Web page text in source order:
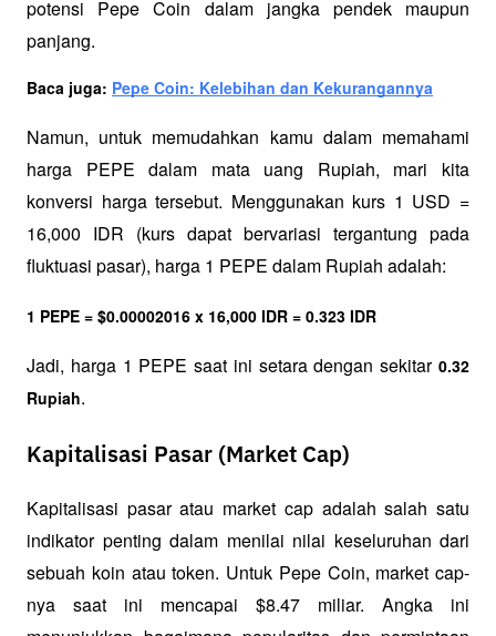
potensi Pepe Coin dalam jangka pendek maupun
panjang.
Baca juga: Pepe Coin: Kelebihan dan Kekurangannya
Namun, untuk memudahkan kamu dalam memahami
harga PEPE dalam mata uang Rupiah, mari kita
konversi harga tersebut. Menggunakan kurs 1 USD =
16,000 IDR (kurs dapat bervariasi tergantung pada
fluktuasi pasar), harga 1 PEPE dalam Rupiah adalah:
1 PEPE = $0.00002016 x 16,000 IDR = 0.323 IDR
Jadi, harga 1 PEPE saat ini setara dengan sekitar 0.32
Rupiah.
Kapitalisasi Pasar (Market Cap)
Kapitalisasi pasar atau market cap adalah salah satu
indikator penting dalam menilai nilai keseluruhan dari
sebuah koin atau token. Untuk Pepe Coin, market cap-
nya saat ini mencapai $8.47 miliar. Angka ini